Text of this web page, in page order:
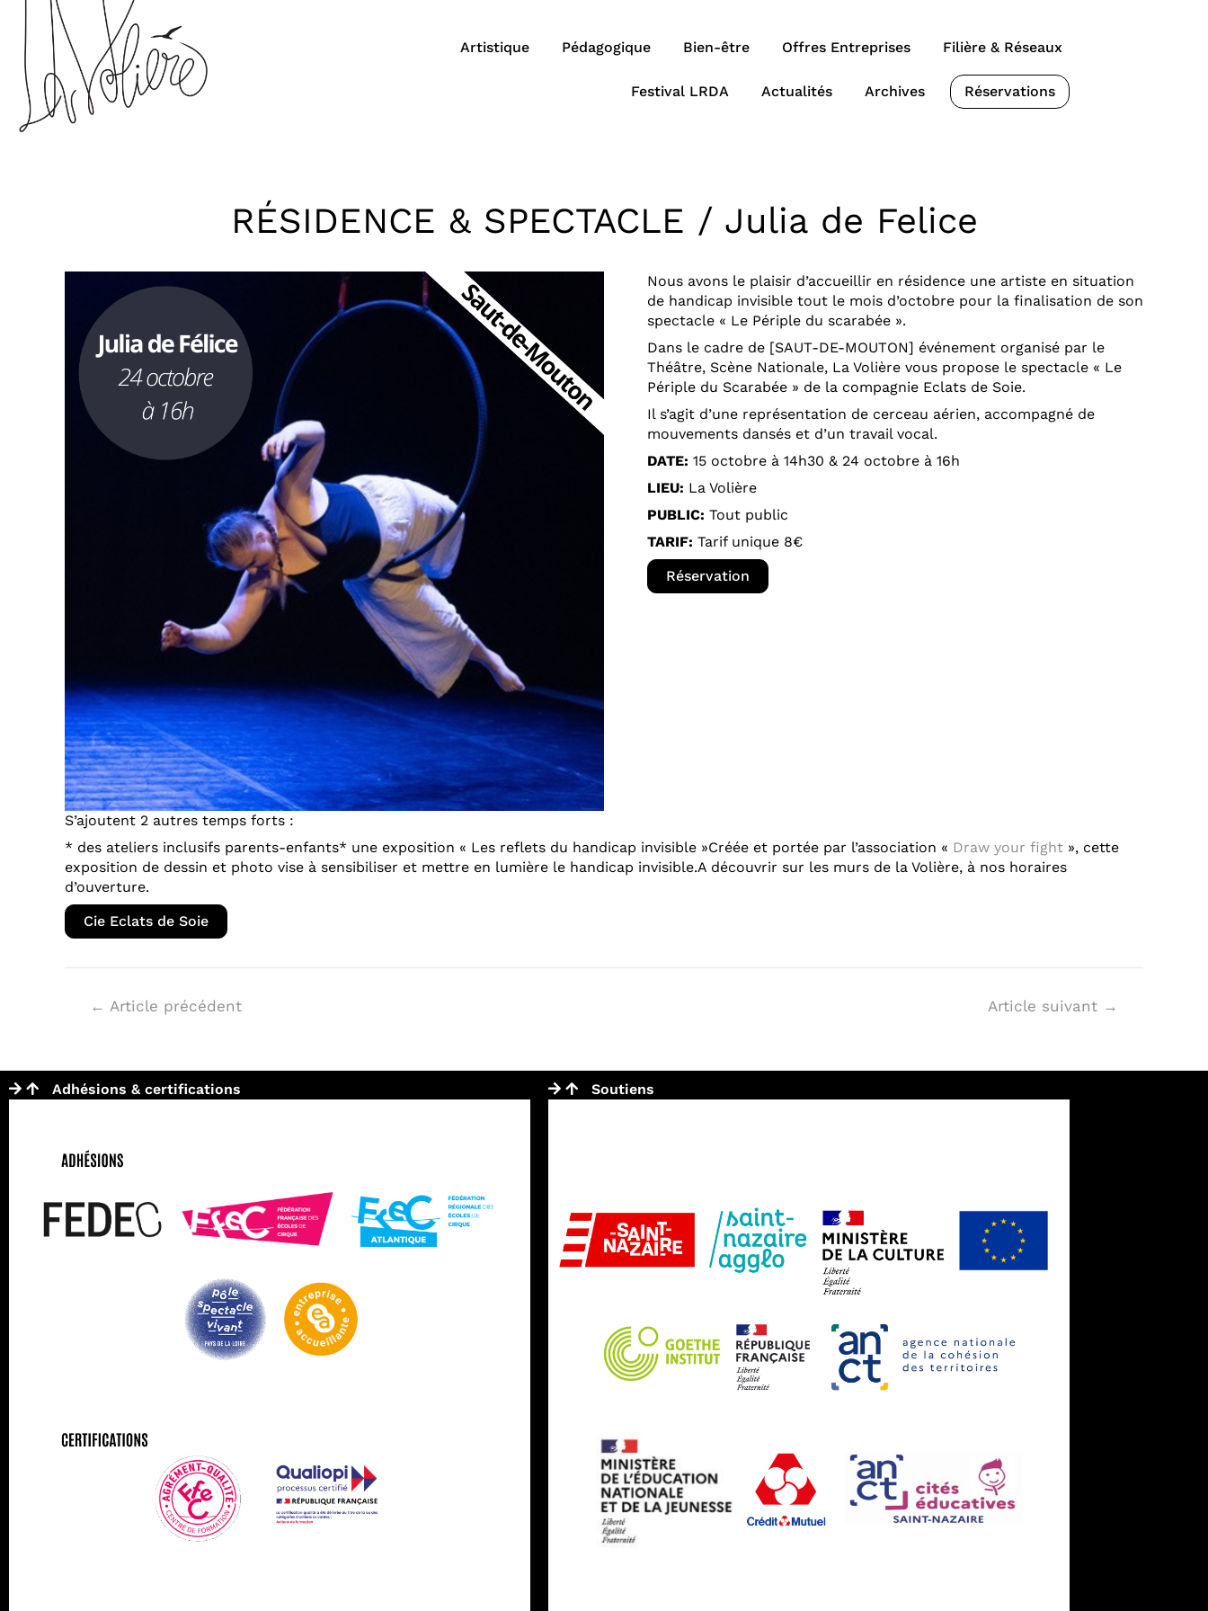
Artistique Pédagogique Bien-être Offres Entreprises Filière & Réseaux
Festival LRDA Actualités Archives Réservations
RÉSIDENCE & SPECTACLE / Julia de Felice
Nous avons le plaisir d’accueillir en résidence une artiste en situation
de handicap invisible tout le mois d’octobre pour la finalisation de son
spectacle « Le Périple du scarabée ».
Dans le cadre de [SAUT-DE-MOUTON] événement organisé par le
Théâtre, Scène Nationale, La Volière vous propose le spectacle « Le
Périple du Scarabée » de la compagnie Eclats de Soie.
Il s’agit d’une représentation de cerceau aérien, accompagné de
mouvements dansés et d’un travail vocal.
DATE: 15 octobre à 14h30 & 24 octobre à 16h
LIEU: La Volière
PUBLIC: Tout public
TARIF: Tarif unique 8€
Réservation
S’ajoutent 2 autres temps forts :
* des ateliers inclusifs parents-enfants* une exposition « Les reflets du handicap invisible »Créée et portée par l’association « Draw your fight », cette
exposition de dessin et photo vise à sensibiliser et mettre en lumière le handicap invisible.A découvrir sur les murs de la Volière, à nos horaires
d’ouverture.
Cie Eclats de Soie
← Article précédent Article suivant →
Adhésions & certifications Soutiens